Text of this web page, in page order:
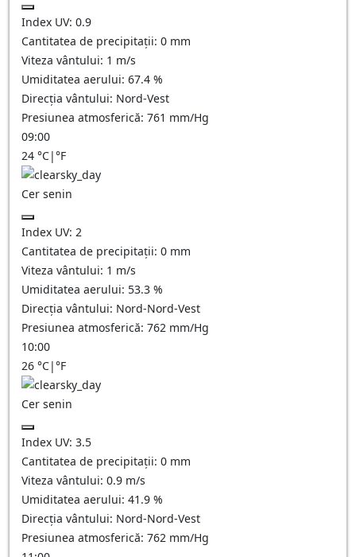
Index UV: 0.9
Cantitatea de precipitații: 0 mm
Viteza vântului: 1 m/s
Umiditatea aerului: 67.4 %
Direcția vântului: Nord-Vest
Presiunea atmosferică: 761 mm/Hg
09:00
24 °C|°F
Cer senin
Index UV: 2
Cantitatea de precipitații: 0 mm
Viteza vântului: 1 m/s
Umiditatea aerului: 53.3 %
Direcția vântului: Nord-Nord-Vest
Presiunea atmosferică: 762 mm/Hg
10:00
26 °C|°F
Cer senin
Index UV: 3.5
Cantitatea de precipitații: 0 mm
Viteza vântului: 0.9 m/s
Umiditatea aerului: 41.9 %
Direcția vântului: Nord-Nord-Vest
Presiunea atmosferică: 762 mm/Hg